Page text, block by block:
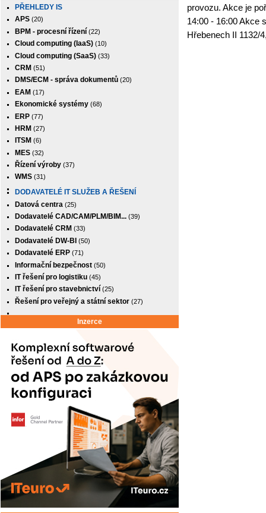
PŘEHLEDY IS
APS (20)
BPM - procesní řízení (22)
Cloud computing (IaaS) (10)
Cloud computing (SaaS) (33)
CRM (51)
DMS/ECM - správa dokumentů (20)
EAM (17)
Ekonomické systémy (68)
ERP (77)
HRM (27)
ITSM (6)
MES (32)
Řízení výroby (37)
WMS (31)
DODAVATELÉ IT SLUŽEB A ŘEŠENÍ
Datová centra (25)
Dodavatelé CAD/CAM/PLM/BIM... (39)
Dodavatelé CRM (33)
Dodavatelé DW-BI (50)
Dodavatelé ERP (71)
Informační bezpečnost (50)
IT řešení pro logistiku (45)
IT řešení pro stavebnictví (25)
Řešení pro veřejný a státní sektor (27)
Inzerce
provozu. Akce je
14:00 - 16:00 Akce
Hřebenech II 1132/